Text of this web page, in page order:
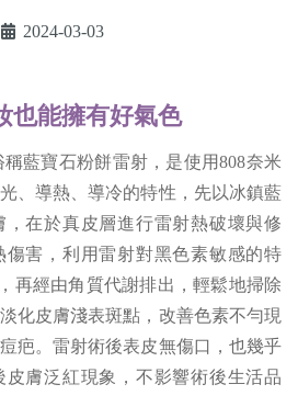
2024-03-03
也能擁有好氣色
稱藍寶石粉餅雷射，是使用808奈米
、導熱、導冷的特性，先以冰鎮藍
在於真皮層進行雷射熱破壞與修
害，利用雷射對黑色素敏感的特
再經由角質代謝排出，輕鬆地掃除
化皮膚淺表斑點，改善色素不勻現
疤。雷射術後表皮無傷口，也幾乎
膚泛紅現象，不影響術後生活品